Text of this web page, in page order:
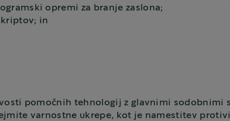
opremi za branje zaslona;
in
pomočnih tehnologij z glavnimi
varnostne ukrepe, kot je namestitev